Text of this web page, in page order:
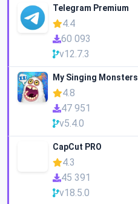
Telegram Premium
4.4
60 093
v12.7.3
My Singing Monsters
4.8
47 951
v5.4.0
CapCut PRO
4.3
45 391
v18.5.0